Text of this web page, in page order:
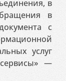
в
в
с
услуг
—